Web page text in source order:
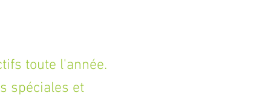
toute l'année.
spéciales et